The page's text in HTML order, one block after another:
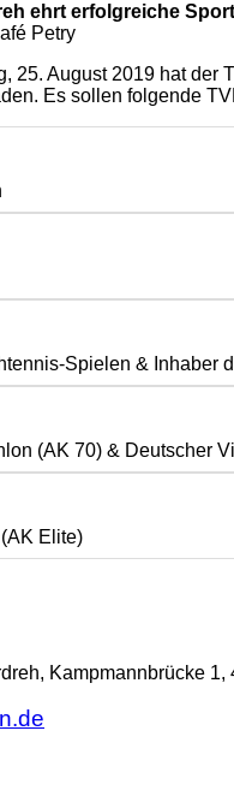
ehrt erfolgreiche
Petry
25. August 2019 hat der
Es sollen folgende
Spielen & Inhaber
(AK 70) & Deutscher
Elite)
Kampmannbrücke 1,